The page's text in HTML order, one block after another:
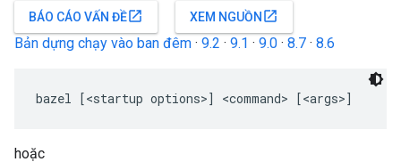
BÁO CÁO VẤN ĐỀopen_in_new XEM NGUỒN open_in_new
Bản dựng chạy vào ban đêm · 9.2 · 9.1 · 9.0 · 8.7 · 8.6
hoặc